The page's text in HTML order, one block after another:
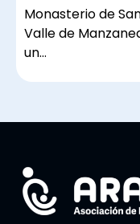
Monasterio de
Valle de
un…